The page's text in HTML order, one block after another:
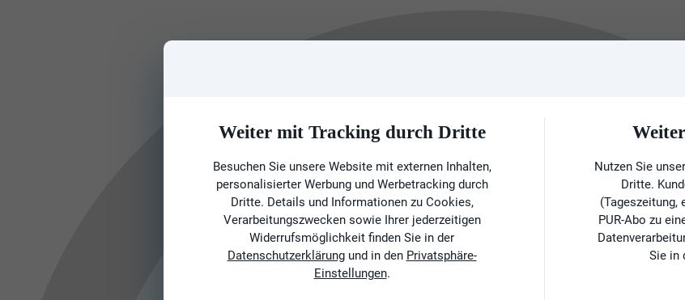
Weiter mit Tracking durch Dritte
Besuchen Sie unsere Website mit externen Inhalten,
personalisierter Werbung und Werbetracking durch
Dritte. Details und Informationen zu Cookies,
Verarbeitungszwecken sowie Ihrer jederzeitigen
Widerrufsmöglichkeit finden Sie in der
Datenschutzerklärungund in den Privatsphäre-
Einstellungen.
Nutzen Sie
Dritte.
(Tageszeitung,
PUR-Abo zu
Sie in